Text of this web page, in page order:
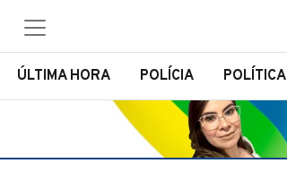
ÚLTIMA HORA POLÍCIA POLÍTICA